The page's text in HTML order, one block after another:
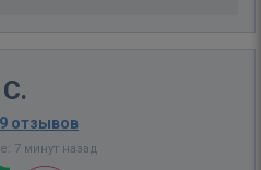
отзывов
7 минут назад